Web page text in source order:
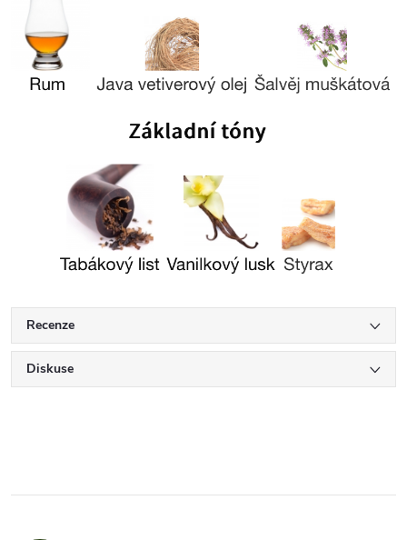
Recenze
Diskuse